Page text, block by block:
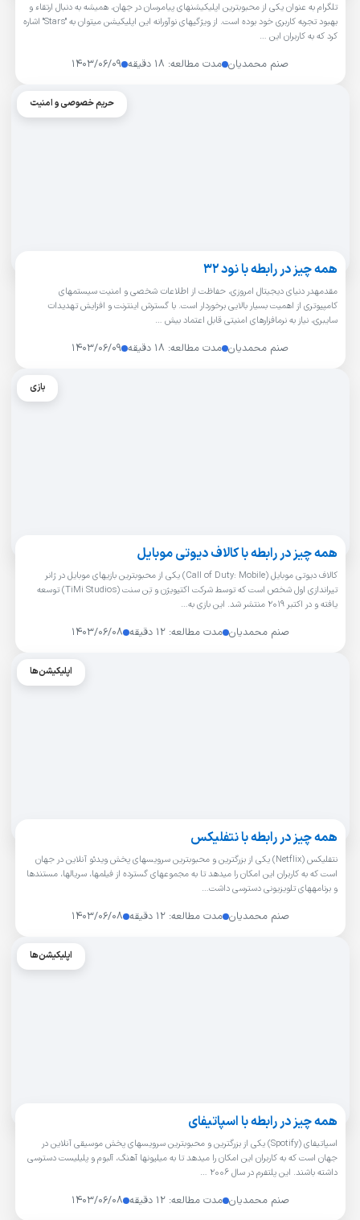
تلگرام به عنوان یکی از محبوبترین اپلیکیشنهای پیامرسان در جهان، همیشه به دنبال ارتقاء و
بهبود تجربه کاربری خود بوده است. از ویژگیهای نوآورانه این اپلیکیشن میتوان به "Stars" اشاره
کرد که به کاربران این …
صنم محمدیان مدت مطالعه: ۱۸ دقیقه ۱۴۰۳/۰۶/۰۹
حریم خصوصی و امنیت
همه چیز در رابطه با نود 32
مقدمهدر دنیای دیجیتال امروزی، حفاظت از اطلاعات شخصی و امنیت سیستمهای
کامپیوتری از اهمیت بسیار بالایی برخوردار است. با گسترش اینترنت و افزایش تهدیدات
سایبری، نیاز به نرمافزارهای امنیتی قابل اعتماد بیش …
صنم محمدیان مدت مطالعه: ۱۸ دقیقه ۱۴۰۳/۰۶/۰۹
بازی
همه چیز در رابطه با کالاف دیوتی موبایل
کالاف دیوتی موبایل (Call of Duty: Mobile) یکی از محبوبترین بازیهای موبایل در ژانر
تیراندازی اول شخص است که توسط شرکت اکتیویژن و تِن سنت (TiMi Studios) توسعه
یافته و در اکتبر 2019 منتشر شد. این بازی به…
صنم محمدیان مدت مطالعه: ۱۲ دقیقه ۱۴۰۳/۰۶/۰۸
اپلیکیشن‌ها
همه چیز در رابطه با نتفلیکس
نتفلیکس (Netflix) یکی از بزرگترین و محبوبترین سرویسهای پخش ویدئو آنلاین در جهان
است که به کاربران این امکان را میدهد تا به مجموعهای گسترده از فیلمها، سریالها، مستندها
و برنامههای تلویزیونی دسترسی داشت…
صنم محمدیان مدت مطالعه: ۱۲ دقیقه ۱۴۰۳/۰۶/۰۸
اپلیکیشن‌ها
همه چیز در رابطه با اسپاتیفای
اسپاتیفای (Spotify) یکی از بزرگترین و محبوبترین سرویسهای پخش موسیقی آنلاین در
جهان است که به کاربران این امکان را میدهد تا به میلیونها آهنگ، آلبوم و پلیلیست دسترسی
داشته باشند. این پلتفرم در سال 2006 …
صنم محمدیان مدت مطالعه: ۱۲ دقیقه ۱۴۰۳/۰۶/۰۸